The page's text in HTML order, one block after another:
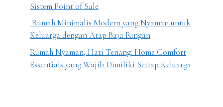
Sistem Point of Sale
Rumah Minimalis Modern yang Nyaman untuk
Keluarga dengan Atap Baja Ringan
Rumah Nyaman, Hati Tenang: Home Comfort
Essentials yang Wajib Dimiliki Setiap Keluarga